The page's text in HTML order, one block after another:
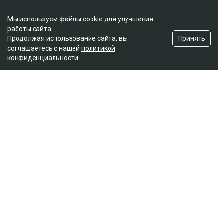
О проекте
Правила сайта
Реклама на сайте
Контакты
Редакционная политика
Мы используем файлы cookie для улучшения
работы сайта.
Продолжая использование сайта, вы
соглашаетесь с нашей политикой
конфиденциальности
Принять